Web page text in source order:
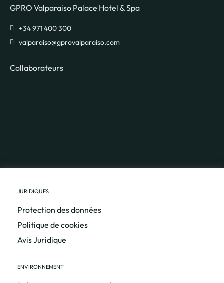
GPRO Valparaiso Palace Hotel & Spa
valparaiso@gprovalparaiso.com
Collaborateurs
JURIDIQUES
Protection des données
Politique de cookies
Avis Juridique
ENVIRONNEMENT